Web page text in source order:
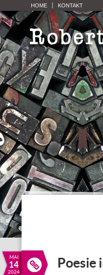
HOME KONTAKT
MAI
14
2024
Poesie